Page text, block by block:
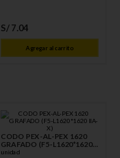
S/7.04
Agregar al carrito
CODO PEX-AL-PEX 1620
GRAFADO (F5-L1620*1620
IIA-X)
unidad